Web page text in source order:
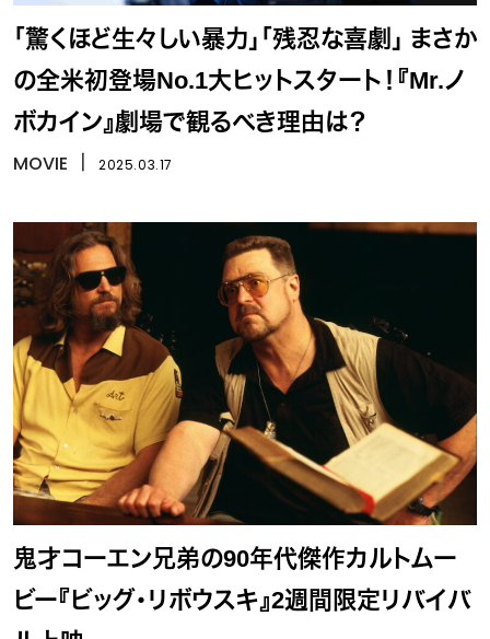
「驚くほど生々しい暴力」「残忍な喜劇」 まさか
の全米初登場No.1大ヒットスタート！『Mr.ノ
ボカイン』劇場で観るべき理由は？
MOVIE 2025.03.17
鬼才コーエン兄弟の90年代傑作カルトムー
ビー『ビッグ・リボウスキ』2週間限定リバイバ